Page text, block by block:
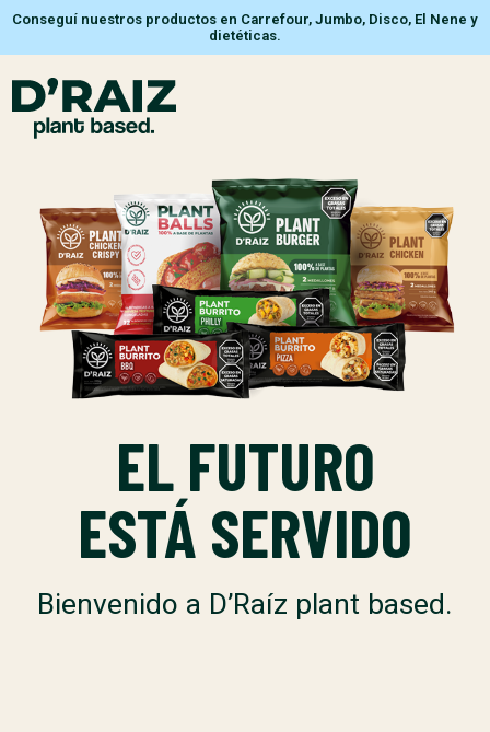
Conseguí nuestros productos en Carrefour, Jumbo, Disco, El Nene y
dietéticas.
EL FUTURO
ESTÁ SERVIDO
Bienvenido a D’Raíz plant based.